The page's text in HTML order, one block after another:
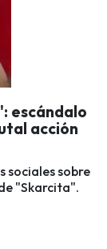
escándalo
acción
sociales sobre
"Skarcita".